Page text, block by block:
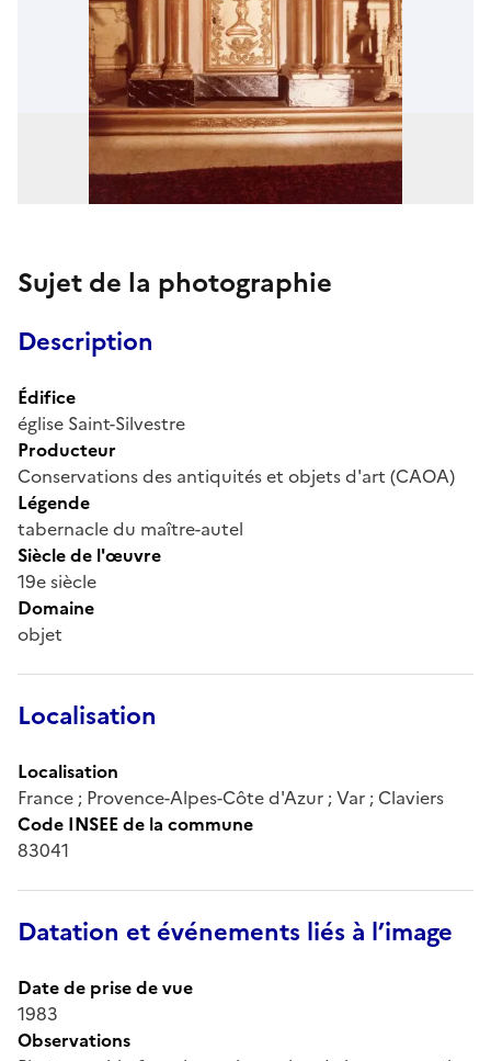
Sujet de la photographie
Description
Édifice
église Saint-Silvestre
Producteur
Conservations des antiquités et objets d'art (CAOA)
Légende
tabernacle du maître-autel
Siècle de l'œuvre
19e siècle
Domaine
objet
Localisation
Localisation
France ; Provence-Alpes-Côte d'Azur ; Var ; Claviers
Code INSEE de la commune
83041
Datation et événements liés à l’image
Date de prise de vue
1983
Observations